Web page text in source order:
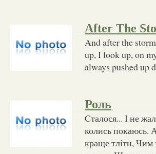
After The
And after the
up, I look up, on
always pushed up
Роль
Cталося... І не
колись покаюсь.
краще тліти, Чим